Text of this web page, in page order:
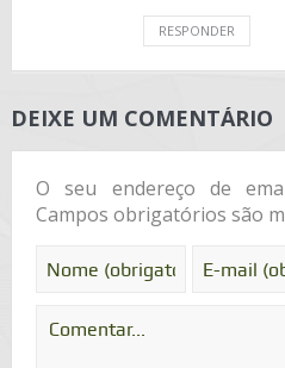
RESPONDER
DEIXE UM COMENTÁRIO
O seu endereço de
Campos obrigatórios são